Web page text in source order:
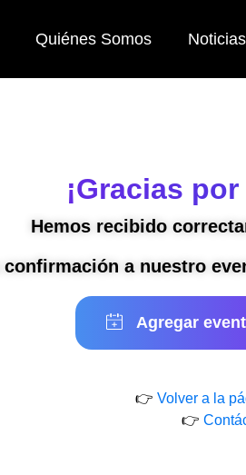
Quiénes Somos Noticias
¡Gracias
Hemos recibido
a nuestro
👉 Volver a la
👉